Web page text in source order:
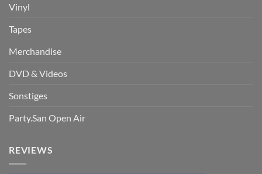
Vinyl
Tapes
Merchandise
DVD & Videos
Sonstiges
Party.San Open Air
REVIEWS